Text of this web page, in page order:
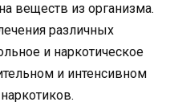
веществ из организма.
различных
и наркотическое
и интенсивном